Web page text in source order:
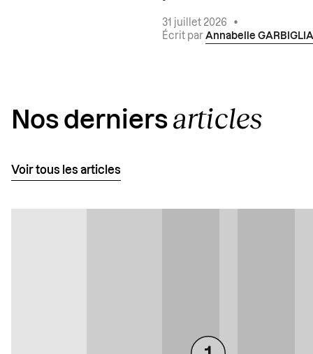
31 juillet 2026
•
Écrit par Annabelle GARBIGLIA
Nos derniers articles
Voir tous les articles